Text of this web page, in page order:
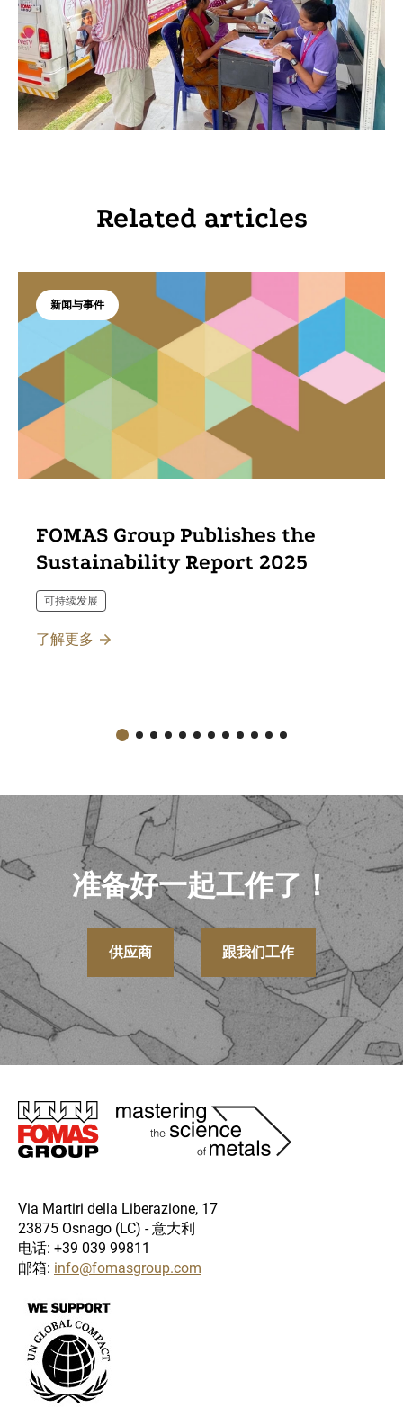
Related articles
新闻与事件
FOMAS Group Publishes the
Sustainability Report 2025
可持续发展
了解更多
准备好一起工作了！
供应商 跟我们工作
圖
片
Via Martiri della Liberazione, 17
23875 Osnago (LC) - 意大利
电话: +39 039 99811
邮箱: info@fomasgroup.com
圖